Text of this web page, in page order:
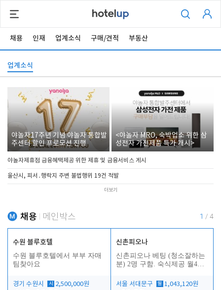
채용 인재 업계소식 구매/견적 부동산
업계소식
야놀자17주년 기념 야놀자 통합발
주센터 할인 프로모션 진행
<야놀자 MRO, 숙박업소 위한 삼
성전자 가전제품 특가 개시>
야놀자제휴점 금융혜택제공 위한 제휴 및 금융서비스 게시
울산시, 피서․행락지 주변 불법행위 19건 적발
더보기
채용 메인박스 1 / 4
수원 블루호텔
수원 블루호텔에서 부부 자매
팀찾아요
경기 수원시 시
2,500,000원
신촌피오나
신촌피오나 베팅 (청소잘하는
분) 2명 구함. 숙식제공 월4회
서울 서대문구
월 1,043,120원